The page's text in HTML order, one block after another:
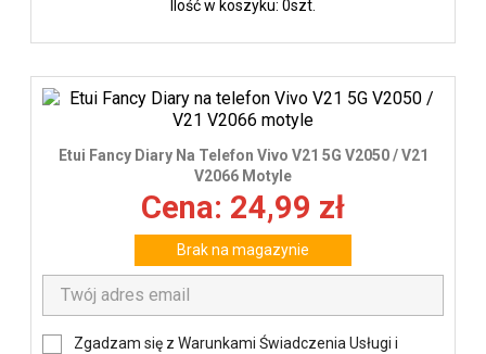
Ilość w koszyku: 0szt.
Etui Fancy Diary Na Telefon Vivo V21 5G V2050 / V21
V2066 Motyle
Cena: 24,99 zł
Brak na magazynie
Zgadzam się z Warunkami Świadczenia Usługi i